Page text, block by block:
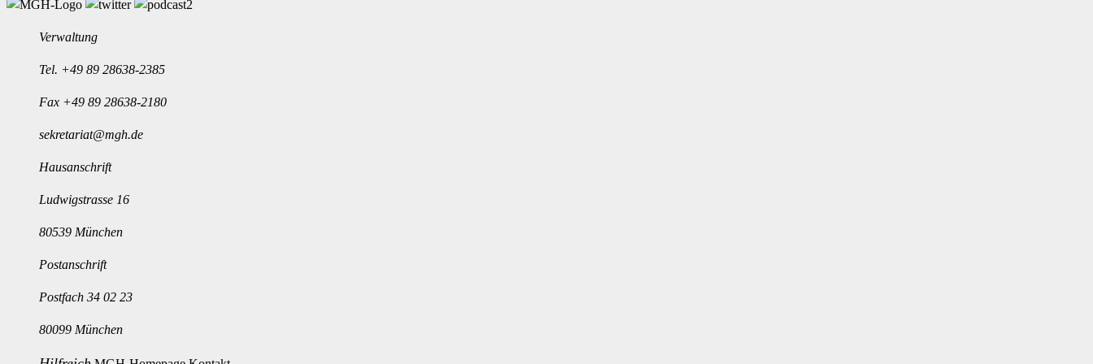
Verwaltung
Tel. +49 89 28638-2385
Fax +49 89 28638-2180
sekretariat@mgh.de
Hausanschrift
Ludwigstrasse 16
80539 München
Postanschrift
Postfach 34 02 23
80099 München